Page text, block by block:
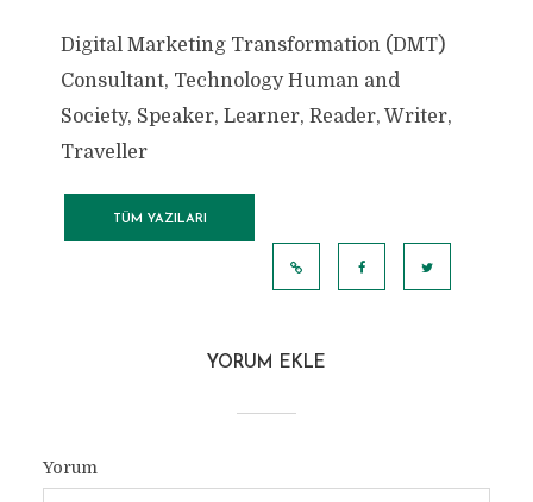
Digital Marketing Transformation (DMT)
Consultant, Technology Human and
Society, Speaker, Learner, Reader, Writer,
Traveller
TÜM YAZILARI
YORUM EKLE
Yorum